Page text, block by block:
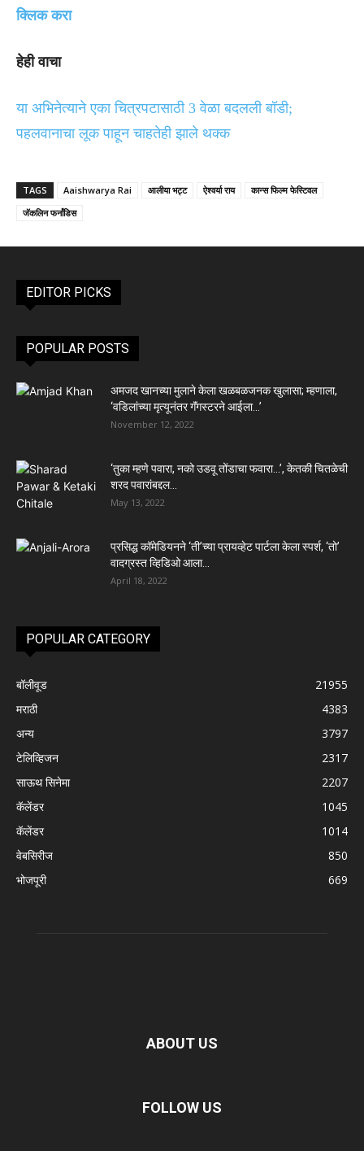
क्लिक करा
हेही वाचा
या अभिनेत्याने एका चित्रपटासाठी 3 वेळा बदलली बॉडी;
पहलवानाचा लूक पाहून चाहतेही झाले थक्क
TAGS Aaishwarya Rai आलीया भट्ट ऐश्वर्या राय
कान्स फिल्म फेस्टिवल
जॅकलिन फर्नांडिस
EDITOR PICKS
POPULAR POSTS
अमजद खानच्या मुलाने केला खळबळजनक खुलासा; म्हणाला,
‘वडिलांच्या मृत्यूनंतर गॅंगस्टरने आईला…’
November 12, 2022
‘तुका म्हणे पवारा, नको उडवू तोंडाचा फवारा…’, केतकी चितळेची
शरद पवारांबद्दल...
May 13, 2022
प्रसिद्ध कॉमेडियनने ‘ती’च्या प्रायव्हेट पार्टला केला स्पर्श, ‘तो’
वादग्रस्त व्हिडिओ आला...
April 18, 2022
POPULAR CATEGORY
बॉलीवूड
21955
मराठी
4383
अन्य
3797
टेलिव्हिजन
2317
साऊथ सिनेमा
2207
कॅलेंडर
1045
कॅलेंडर
1014
वेबसिरीज
850
भोजपूरी
669
ABOUT US
FOLLOW US